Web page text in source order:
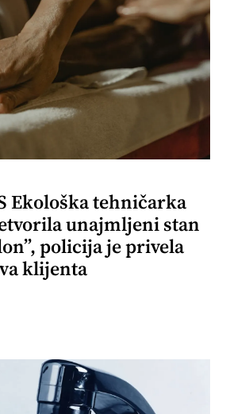
Ekološka tehničarka
unajmljeni stan
policija je privela
klijenta